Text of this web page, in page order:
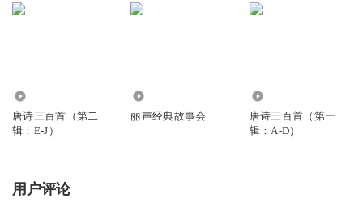
唐诗三百首（第二
辑：E-J）
丽声经典故事会
唐诗三百首（第一
辑：A-D）
用户评论